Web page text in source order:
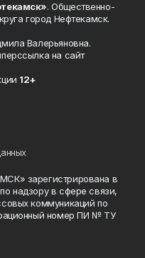
. Общественно-
город Нефтекамск.
Валерьяновна.
на сайт
12+
зарегистрирована в
надзору в сфере связи,
коммуникаций по
номер ПИ № ТУ